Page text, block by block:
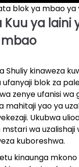
blok ya mbao ya
ya laini
Shuliy kinaweza
ufanyaji blok za
zenye ufanisi
mahitaji yao ya
Ukubwa
wa uzalishaji
kuboreshwa.
kinaunga